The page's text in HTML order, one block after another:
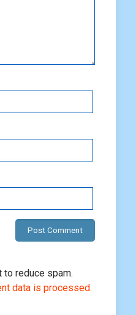
reduce spam.
data is processed.